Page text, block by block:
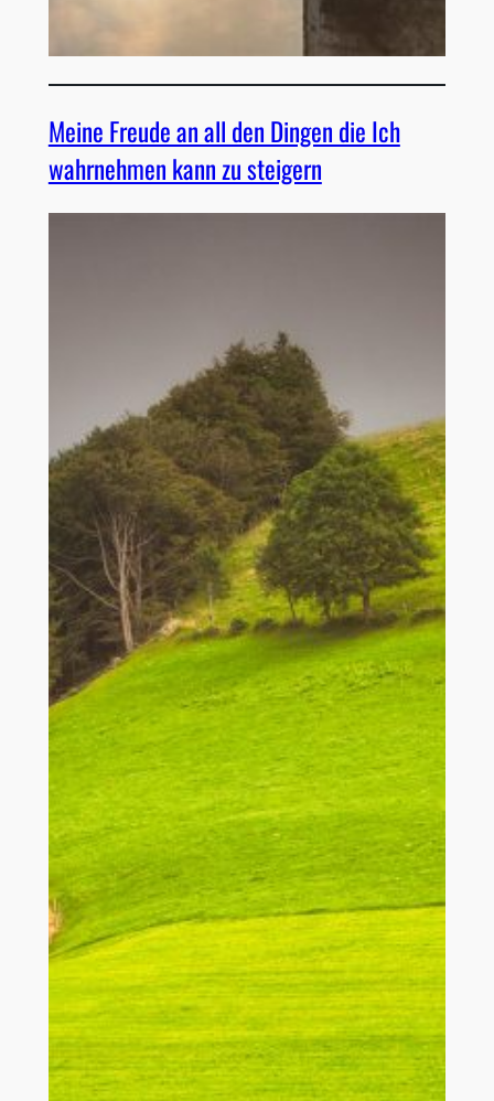
Meine Freude an all den Dingen die Ich
wahrnehmen kann zu steigern